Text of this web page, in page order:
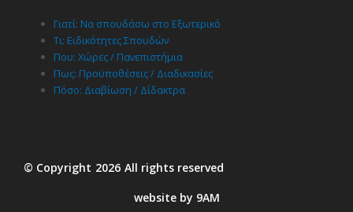
Γιατί: Nα σπουδάσω στο Εξωτερικό
Τι: Ειδικότητες Σπουδών
Που: Χώρες / Πανεπιστήμια
Πως: Προϋποθέσεις / Διαδικασίες
Πόσο: Διαβίωση / Δίδακτρα
© Copyright 2026 All rights reserved
website by 9AM